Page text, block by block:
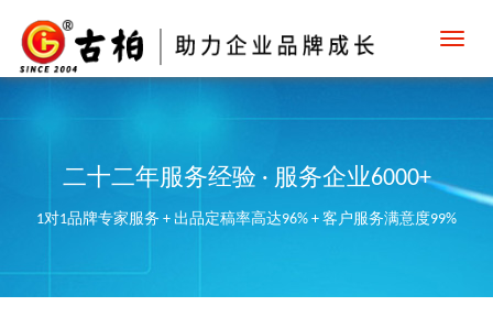
二十二年服务经验 · 服务企业6000+
1对1品牌专家服务 + 出品定稿率高达96% + 客户服务满意度99%